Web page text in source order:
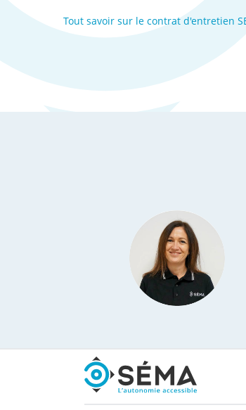
Tout savoir sur le contrat d'entretien